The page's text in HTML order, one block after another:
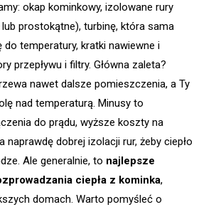
okap kominkowy, izolowane rury
prostokątne), turbinę, która sama
temperatury, kratki nawiewne i
przepływu i filtry. Główna zaleta?
nawet dalsze pomieszczenia, a Ty
nad temperaturą. Minusy to
do prądu, wyższe koszty na
naprawdę dobrej izolacji rur, żeby ciepło
Ale generalnie, to najlepsze
ciepła z kominka,
domach. Warto pomyśleć o